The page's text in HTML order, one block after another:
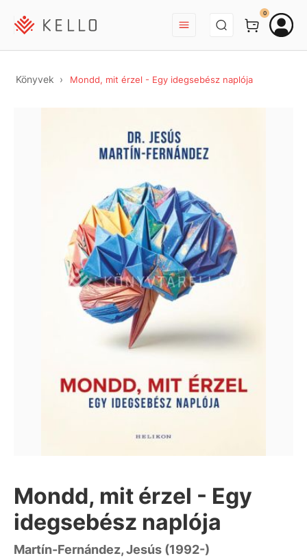
BEJELENTKEZÉS
0
Könyvek Mondd, mit érzel - Egy idegsebész naplója
Mondd, mit érzel - Egy
idegsebész naplója
Martín-Fernández, Jesús (1992-)